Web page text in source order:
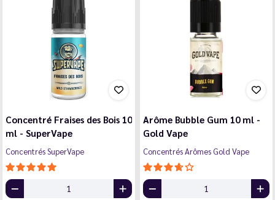
Concentré Fraises des Bois 10
ml - SuperVape
Concentrés SuperVape
Arôme Bubble Gum 10 ml -
Gold Vape
Concentrés Arômes Gold Vape